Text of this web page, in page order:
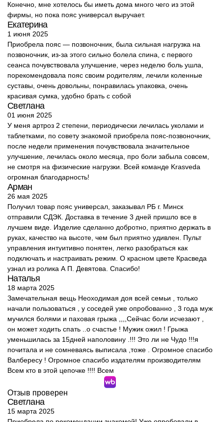
Конечно, мне хотелось бы иметь дома много чего из этой
фирмы, но пока пояс универсал выручает.
Екатерина
1 июня 2025
Приобрела пояс — позвоночник, была сильная нагрузка на
позвоночник, из-за этого сильно болела спина, с первого
сеанса почувствовала улучшение, через неделю боль ушла,
порекомендовала пояс своим родителям, лечили коленные
суставы, очень довольны, понравилась упаковка, очень
красивая сумка, удобно брать с собой
Светлана
01 июня 2025
У меня артроз 2 степени, периодически лечилась уколами и
таблетками, по совету знакомой приобрела пояс-позвоночник,
после недели применения почувствовала значительное
улучшение, лечилась около месяца, про боли забыла совсем,
не смотря на физические нагрузки. Всей команде Krasveda
огромная благодарность!
Арман
26 мая 2025
Получил товар пояс универсал, заказывал РБ г. Минск
отправили СДЭК. Доставка в течение 3 дней пришло все в
лучшем виде. Изделие сделанно добротно, приятно держать в
руках, качество на высоте, чем был приятно удивлен. Пульт
управления интуитивно понятен, легко разобраться как
подключать и настраивать режим. О красном цвете Красведа
узнал из ролика А П. Девятова. Спасибо!
Наталья
18 марта 2025
Замечательная вещь Неоходимая доя всей семьи , только
начали пользоваться , у соседей уже опробованно , 3 года муж
мучился болями и паховая грыжа ,,,,Сейчас боли исчезают ,
он может ходить спать ..о счастье ! Мужик ожил ! Грыжа
уменьшилась за 15дней наполовину .!!! Это ли не Чудо !!!я
почитала и не сомневаясь выписала ,тоже . Огромное спасибо
Валбересу ! Огромное спасибо издателям производителям
Всем кто в этой цепочке !!!! Всем
Отзыв проверен
Светлана
15 марта 2025